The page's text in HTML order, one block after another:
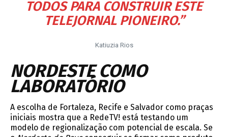
TODOS PARA CONSTRUIR ESTE
TELEJORNAL PIONEIRO.”
Katiuzia Rios
NORDESTE COMO
LABORATÓRIO
A escolha de Fortaleza, Recife e Salvador como praças
iniciais mostra que a RedeTV! está testando um
modelo de regionalização com potencial de escala. Se